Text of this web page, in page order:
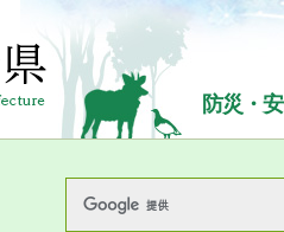
長野県Nagano Prefecture
防災・